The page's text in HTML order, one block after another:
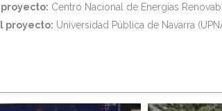
Centro Nacional de Energías
proyecto: Universidad Pública de Navarra